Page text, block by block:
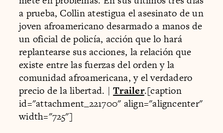
a prueba, Collin atestigua el asesinato de un
joven afroamericano desarmado a manos de
un oficial de policía, acción que lo hará
replantearse sus acciones, la relación que
existe entre las fuerzas del orden y la
comunidad afroamericana, y el verdadero
precio de la libertad. |Trailer.[caption
id="attachment_221700" align="aligncenter"
width="725"]